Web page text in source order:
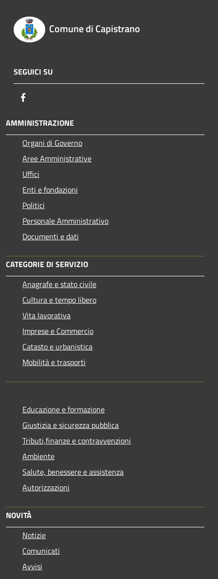
Comune di Capistrano
SEGUICI SU
AMMINISTRAZIONE
Organi di Governo
Aree Amministrative
Uffici
Enti e fondazioni
Politici
Personale Amministrativo
Documenti e dati
CATEGORIE DI SERVIZIO
Anagrafe e stato civile
Cultura e tempo libero
Vita lavorativa
Imprese e Commercio
Catasto e urbanistica
Mobilità e trasporti
Educazione e formazione
Giustizia e sicurezza pubblica
Tributi,finanze e contravvenzioni
Ambiente
Salute, benessere e assistenza
Autorizzazioni
NOVITÀ
Notizie
Comunicati
Avvisi